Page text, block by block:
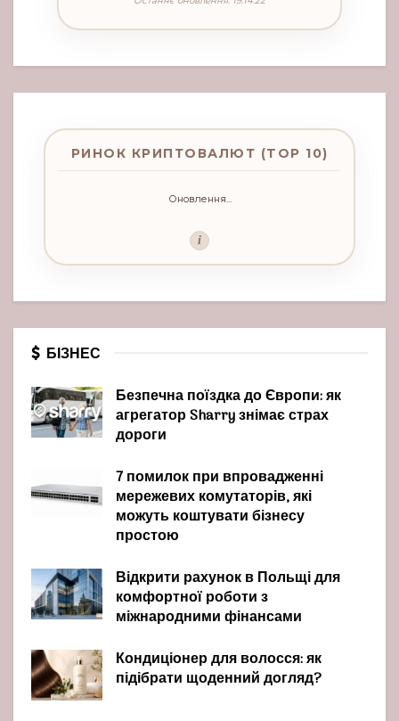
РИНОК КРИПТОВАЛЮТ (TOP 10)
Оновлення...
i
БІЗНЕС
Безпечна поїздка до Європи: як
агрегатор Sharry знімає страх
дороги
7 помилок при впровадженні
мережевих комутаторів, які
можуть коштувати бізнесу
простою
Відкрити рахунок в Польщі для
комфортної роботи з
міжнародними фінансами
Кондиціонер для волосся: як
підібрати щоденний догляд?